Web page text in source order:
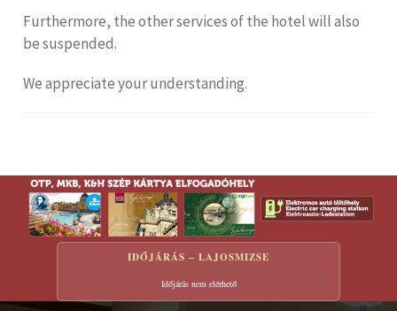
Furthermore, the other services of the hotel will also
be suspended.
We appreciate your understanding.
IDŐJÁRÁS – LAJOSMIZSE
Időjárás nem elérhető